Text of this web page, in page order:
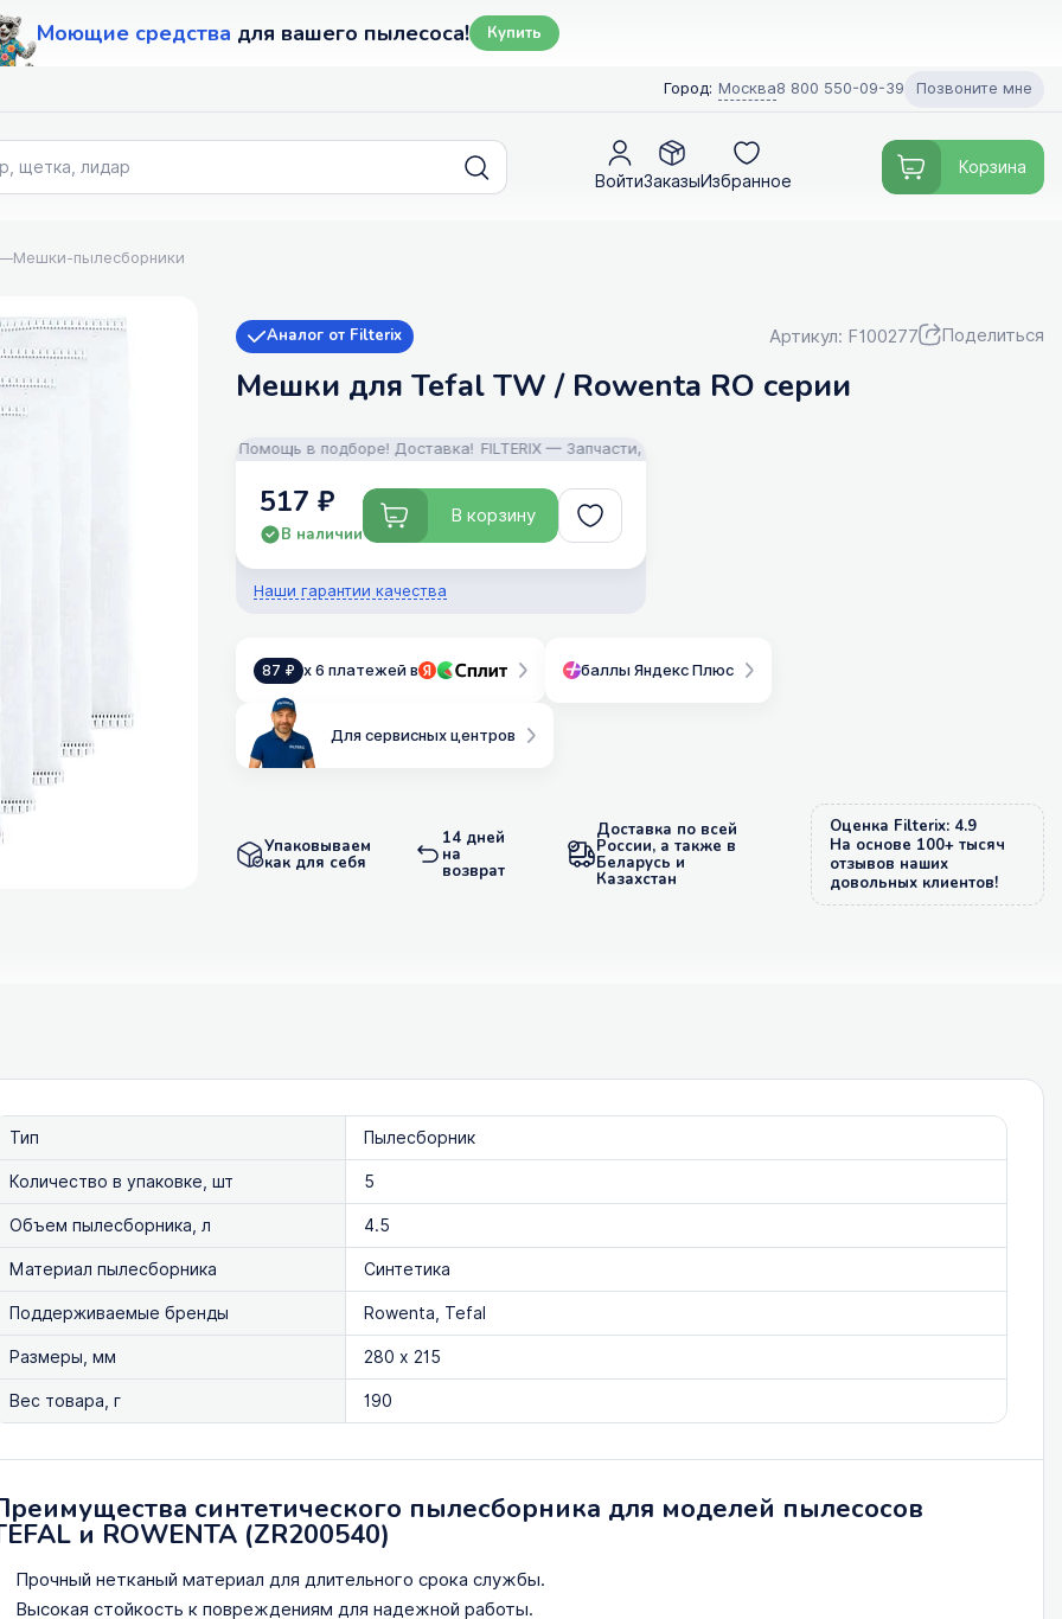
Моющие средства для вашего пылесоса! Купить
Город: Москва8 800 550-09-39 Позвоните мне
ВойтиЗаказыИзбранное
Корзина
Мешки-пылесборники
Аналог от Filterix Артикул: F100277 Поделиться
Мешки для Tefal TW / Rowenta RO серии
для пылесосов! Помощь в подборе! Доставка! FILTERIX — Запчасти, аксессуары и моющие средства для пылесосов!
517 ₽
В наличии
В корзину
Наши гарантии качества
87 ₽ x 6 платежей в баллы Яндекс Плюс
Для сервисных центров
Упаковываем
как для себя
14 дней
на
возврат
Доставка по всей
России, а также в
Беларусь и
Казахстан
Оценка Filterix: 4.9
На основе 100+ тысяч
отзывов наших
довольных клиентов!
Тип
Пылесборник
Количество в упаковке, шт
5
Объем пылесборника, л
4.5
Материал пылесборника
Синтетика
Поддерживаемые бренды
Rowenta, Tefal
Размеры, мм
280 х 215
Вес товара, г
190
синтетического пылесборника для моделей пылесосов
и ROWENTA (ZR200540)
Прочный нетканый материал для длительного срока службы.
Высокая стойкость к повреждениям для надежной работы.